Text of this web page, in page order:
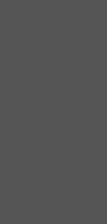
Daha fazla bilgi ve
Bahçeşehir
Gömme
Bahçeşehir
Bahçeşehir
Bahçeşehir
Gömme
Gömme
Gömme
Bahçeşehir
Gömme
Bahçeşehir